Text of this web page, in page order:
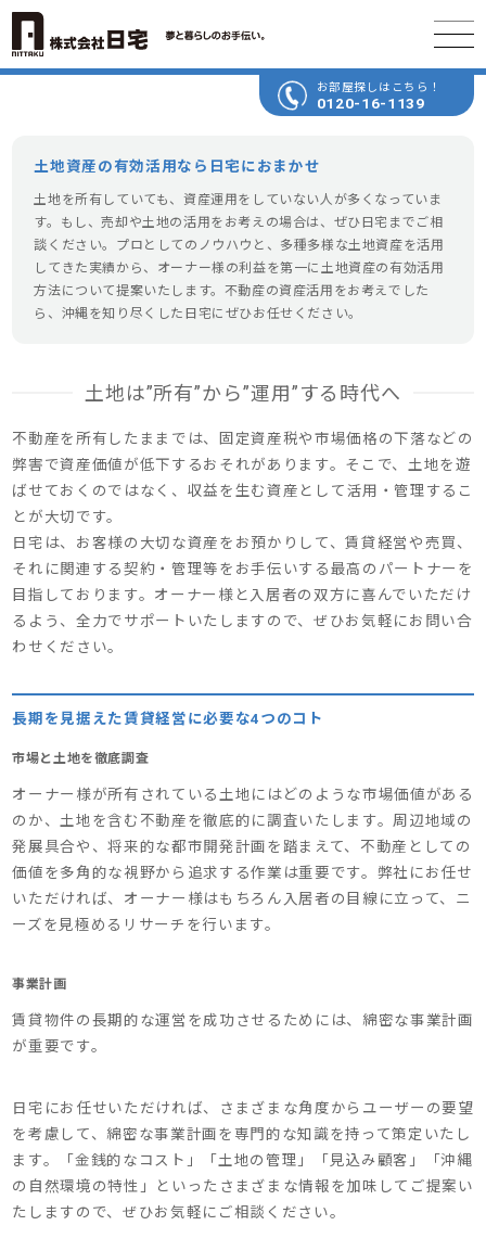
お部屋探しはこちら！
0120-16-1139
土地資産の有効活用なら日宅におまかせ
土地を所有していても、資産運用をしていない人が多くなっていま
す。もし、売却や土地の活用をお考えの場合は、ぜひ日宅までご相
談ください。プロとしてのノウハウと、多種多様な土地資産を活用
してきた実績から、オーナー様の利益を第一に土地資産の有効活用
方法について提案いたします。不動産の資産活用をお考えでした
ら、沖縄を知り尽くした日宅にぜひお任せください。
土地は”所有”から”運用”する時代へ
不動産を所有したままでは、固定資産税や市場価格の下落などの
弊害で資産価値が低下するおそれがあります。そこで、土地を遊
ばせておくのではなく、収益を生む資産として活用・管理するこ
とが大切です。
日宅は、お客様の大切な資産をお預かりして、賃貸経営や売買、
それに関連する契約・管理等をお手伝いする最高のパートナーを
目指しております。オーナー様と入居者の双方に喜んでいただけ
るよう、全力でサポートいたしますので、ぜひお気軽にお問い合
わせください。
長期を見据えた賃貸経営に必要な4つのコト
市場と土地を徹底調査
オーナー様が所有されている土地にはどのような市場価値がある
のか、土地を含む不動産を徹底的に調査いたします。周辺地域の
発展具合や、将来的な都市開発計画を踏まえて、不動産としての
価値を多角的な視野から追求する作業は重要です。弊社にお任せ
いただければ、オーナー様はもちろん入居者の目線に立って、ニ
ーズを見極めるリサーチを行います。
事業計画
賃貸物件の長期的な運営を成功させるためには、綿密な事業計画
が重要です。
日宅にお任せいただければ、さまざまな角度からユーザーの要望
を考慮して、綿密な事業計画を専門的な知識を持って策定いたし
ます。「金銭的なコスト」「土地の管理」「見込み顧客」「沖縄
の自然環境の特性」といったさまざまな情報を加味してご提案い
たしますので、ぜひお気軽にご相談ください。